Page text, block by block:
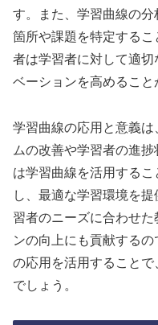
す。また、学習曲線の
箇所や課題を特定する
者は学習者に対して適
ベーションを高めること
学習曲線の応用と意義
ムの改善や学習者の進
は学習曲線を活用する
し、最適な学習環境を
習者のニーズに合わせ
ンの向上にも貢献する
の応用を活用すること
でしょう。